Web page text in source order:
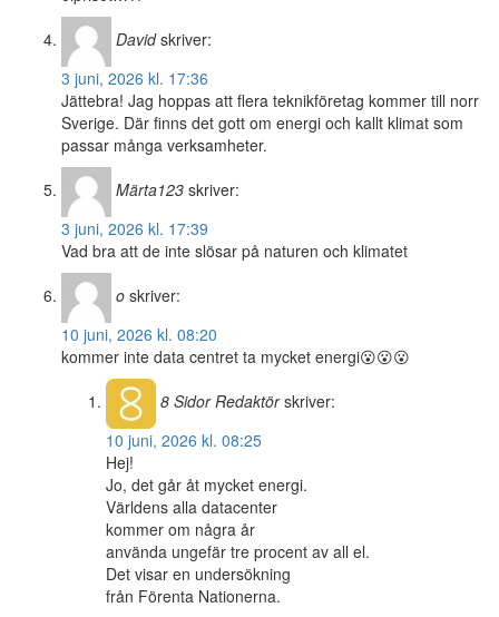
David skriver:
3 juni, 2026 kl. 17:36
Jättebra! Jag hoppas att flera teknikföretag kommer till norr
Sverige. Där finns det gott om energi och kallt klimat som
passar många verksamheter.
Märta123 skriver:
3 juni, 2026 kl. 17:39
Vad bra att de inte slösar på naturen och klimatet
o skriver:
10 juni, 2026 kl. 08:20
kommer inte data centret ta mycket energi😮😮😮
8 SidorRedaktör skriver:
10 juni, 2026 kl. 08:25
Hej!
Jo, det går åt mycket energi.
Världens alla datacenter
kommer om några år
använda ungefär tre procent av all el.
Det visar en undersökning
från Förenta Nationerna.